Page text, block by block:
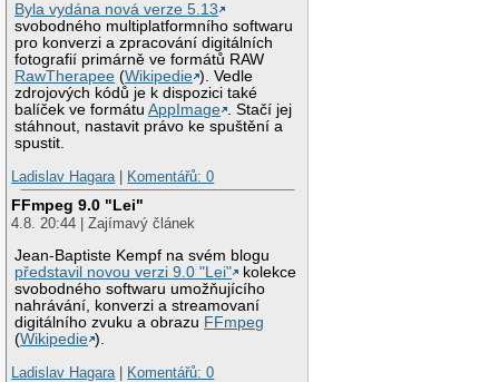
Byla vydána nová verze 5.13
svobodného multiplatformního softwaru
pro konverzi a zpracování digitálních
fotografií primárně ve formátů RAW
RawTherapee (Wikipedie ). Vedle
zdrojových kódů je k dispozici také
balíček ve formátuAppImage . Stačí jej
stáhnout, nastavit právo ke spuštění a
spustit.
Ladislav Hagara
Komentářů: 0
FFmpeg 9.0 "Lei"
4.8. 20:44 | Zajímavý článek
Jean-Baptiste Kempf na svém blogu
představil novou verzi 9.0 "Lei"
kolekce
svobodného softwaru umožňujícího
nahrávání, konverzi a streamovaní
digitálního zvuku a obrazu FFmpeg
(Wikipedie ).
Ladislav Hagara
Komentářů: 0